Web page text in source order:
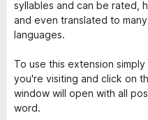
syllables and can be rated,
and even translated to
languages.
To use this extension
you're visiting and click on
window will open with all
word.